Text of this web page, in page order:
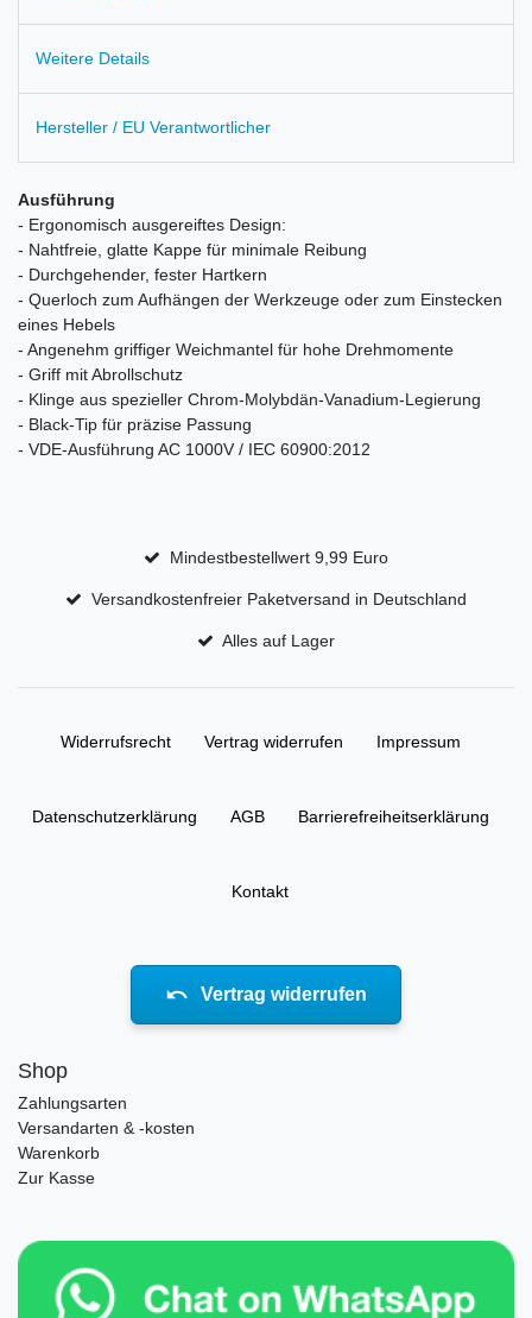
Weitere Details
Hersteller / EU Verantwortlicher
Ausführung
- Ergonomisch ausgereiftes Design:
- Nahtfreie, glatte Kappe für minimale Reibung
- Durchgehender, fester Hartkern
- Querloch zum Aufhängen der Werkzeuge oder zum Einstecken
eines Hebels
- Angenehm griffiger Weichmantel für hohe Drehmomente
- Griff mit Abrollschutz
- Klinge aus spezieller Chrom-Molybdän-Vanadium-Legierung
- Black-Tip für präzise Passung
- VDE-Ausführung AC 1000V / IEC 60900:2012
Mindestbestellwert 9,99 Euro
Versandkostenfreier Paketversand in Deutschland
Alles auf Lager
Widerrufs­recht Vertrag widerrufen Impressum
Daten­schutz­erklärung AGB Barrierefreiheitserklärung
Kontakt
Vertrag widerrufen
Shop
Zahlungsarten
Versandarten & -kosten
Warenkorb
Zur Kasse